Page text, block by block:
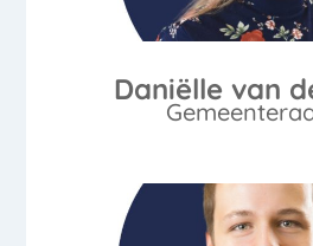
Daniëlle van